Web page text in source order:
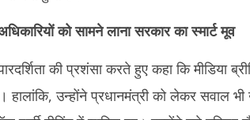
को सामने लाना सरकार का स्मार्ट मूव
की प्रशंसा करते हुए कहा कि मीडिया
हालांकि, उन्होंने प्रधानमंत्री को लेकर सवाल